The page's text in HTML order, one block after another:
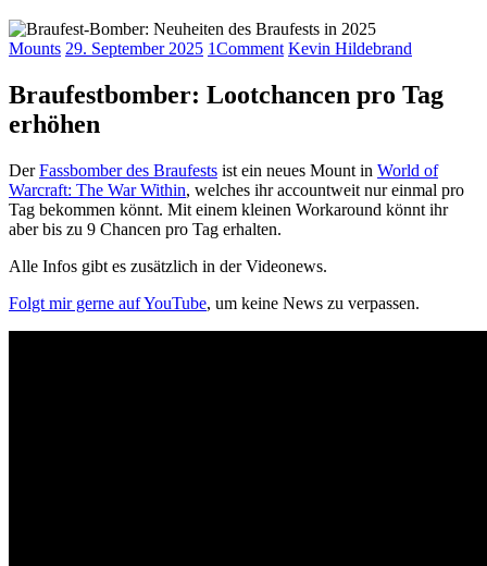
Mounts 29. September 2025 1Comment Kevin Hildebrand
Braufestbomber: Lootchancen pro Tag
erhöhen
DerFassbomber des Braufests ist ein neues Mount in World of
Warcraft: The War Within, welches ihr accountweit nur einmal pro
Tag bekommen könnt. Mit einem kleinen Workaround könnt ihr
aber bis zu 9 Chancen pro Tag erhalten.
Alle Infos gibt es zusätzlich in der Videonews.
Folgt mir gerne auf YouTube, um keine News zu verpassen.